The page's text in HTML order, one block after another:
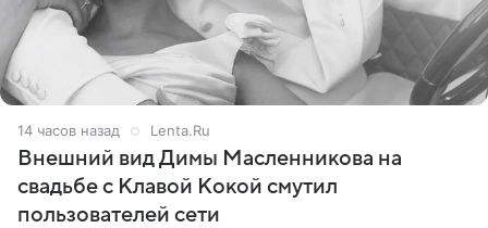
14 часов назад Lenta.Ru
Внешний вид Димы Масленникова на
свадьбе с Клавой Кокой смутил
пользователей сети